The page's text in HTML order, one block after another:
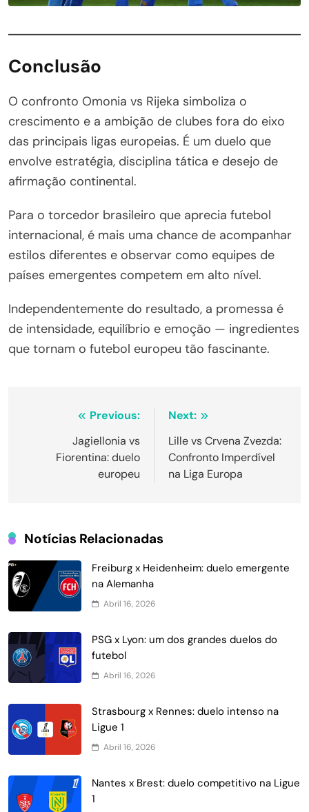
Conclusão
O confronto Omonia vs Rijeka simboliza o
crescimento e a ambição de clubes fora do eixo
das principais ligas europeias. É um duelo que
envolve estratégia, disciplina tática e desejo de
afirmação continental.
Para o torcedor brasileiro que aprecia futebol
internacional, é mais uma chance de acompanhar
estilos diferentes e observar como equipes de
países emergentes competem em alto nível.
Independentemente do resultado, a promessa é
de intensidade, equilíbrio e emoção — ingredientes
que tornam o futebol europeu tão fascinante.
NavegaçãoPrevious:
Jagiellonia vs
Fiorentina: duelo
europeu
Next:
Lille vs Crvena Zvezda:
Confronto Imperdível
na Liga Europa
Notícias Relacionadas
Freiburg x Heidenheim: duelo emergente
na Alemanha
Abril 16, 2026
PSG x Lyon: um dos grandes duelos do
futebol
Abril 16, 2026
Strasbourg x Rennes: duelo intenso na
Ligue 1
Abril 16, 2026
Nantes x Brest: duelo competitivo na Ligue
1